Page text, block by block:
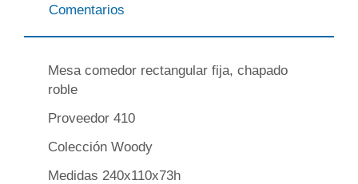
Comentarios
Mesa comedor rectangular fija, chapado
roble
Proveedor 410
Colección Woody
Medidas 240x110x73h